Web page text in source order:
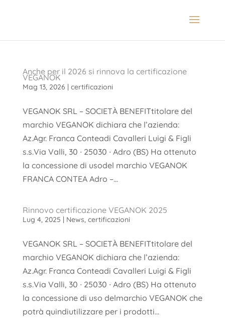
Anche per il 2026 si rinnova la certificazione
VEGANOK
Mag 13, 2026 | certificazioni
VEGANOK SRL – SOCIETÀ BENEFITtitolare del
marchio VEGANOK dichiara che l’azienda:
Az.Agr. Franca Conteadi Cavalleri Luigi & Figli
s.s.Via Valli, 30 ∙ 25030 ∙ Adro (BS) Ha ottenuto
la concessione di usodel marchio VEGANOK
FRANCA CONTEA Adro –...
Rinnovo certificazione VEGANOK 2025
Lug 4, 2025 | News, certificazioni
VEGANOK SRL – SOCIETÀ BENEFITtitolare del
marchio VEGANOK dichiara che l’azienda:
Az.Agr. Franca Conteadi Cavalleri Luigi & Figli
s.s.Via Valli, 30 ∙ 25030 ∙ Adro (BS) Ha ottenuto
la concessione di uso delmarchio VEGANOK che
potrà quindiutilizzare per i prodotti...